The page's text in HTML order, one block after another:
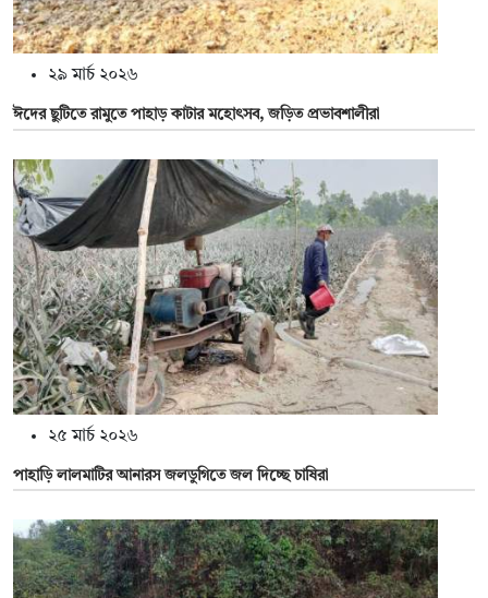
২৯ মার্চ ২০২৬
ঈদের ছুটিতে রামুতে পাহাড় কাটার মহোৎসব, জড়িত প্রভাবশালীরা
২৫ মার্চ ২০২৬
পাহাড়ি লালমাটির আনারস জলডুগিতে জল দিচ্ছে চাষিরা